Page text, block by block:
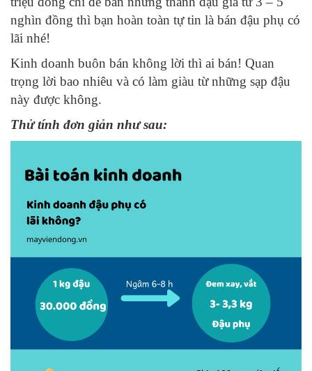
nghìn đồng thì bạn hoàn toàn tự tin là bán đậu phụ có
lãi nhé!
Kinh doanh buôn bán không lời thì ai bán! Quan
trọng lời bao nhiêu và có làm giàu từ những sạp đậu
này được không.
Thử tính đơn giản như sau: